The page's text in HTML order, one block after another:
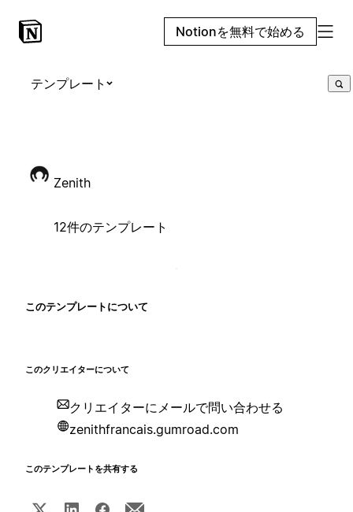
Notionを無料で始める
テンプレート
Zenith
12件のテンプレート
このテンプレートについて
このクリエイターについて
クリエイターにメールで問い合わせる
zenithfrancais.gumroad.com
このテンプレートを共有する